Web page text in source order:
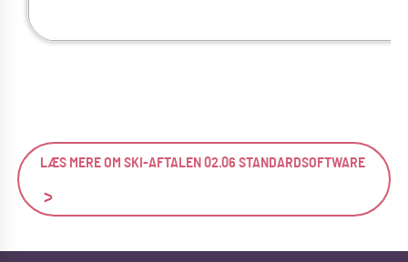
LÆS MERE OM SKI-AFTALEN 02.06 STANDARDSOFTWARE